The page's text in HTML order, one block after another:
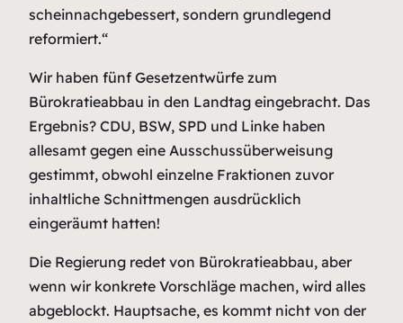
scheinnachgebessert, sondern grundlegend
reformiert.“
Wir haben fünf Gesetzentwürfe zum
Bürokratieabbau in den Landtag eingebracht. Das
Ergebnis? CDU, BSW, SPD und Linke haben
allesamt gegen eine Ausschussüberweisung
gestimmt, obwohl einzelne Fraktionen zuvor
inhaltliche Schnittmengen ausdrücklich
eingeräumt hatten!
Die Regierung redet von Bürokratieabbau, aber
wenn wir konkrete Vorschläge machen, wird alles
abgeblockt. Hauptsache, es kommt nicht von der